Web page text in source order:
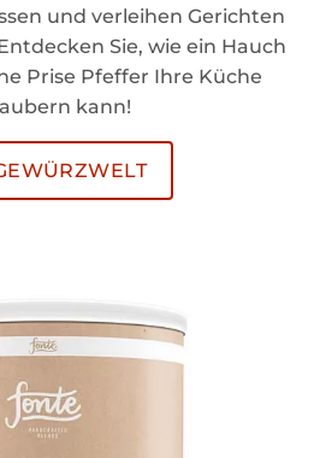
und verleihen Gerichten
Sie, wie ein Hauch
Prise Pfeffer Ihre Küche
kann!